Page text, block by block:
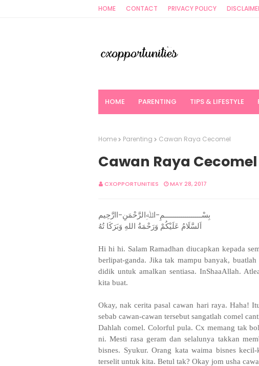
HOME CONTACT PRIVACY POLICY
HOME PARENTING TIPS & LIFESTYLE
Home Parenting Cawan Raya Cecomel
Cawan Raya Cecomel
CXOPPORTUNITIES MAY 28, 2017
بِسْــــــــــــــــــمِ-اﷲِالرَّحْمَنِ-اارَّحِيم
اَلسَّلَامُ عَلَيْكُمْ وَرَحْمَةُ اللهِ وَبَرَكَا تُهُ
Hi hi hi. Salam Ramadhan diucapkan kepada
berlipat-ganda. Jika tak mampu banyak,
didik untuk amalkan sentiasa. InShaaAllah.
kita buat.
Okay, nak cerita pasal cawan hari raya. Haha!
sebab cawan-cawan tersebut sangatlah comel
Dahlah comel. Colorful pula. Cx memang tak
ni. Mesti rasa geram dan selalunya takkan
bisnes. Syukur. Orang kata waima bisnes
terselit untuk kita. Betul tak? Okay jom usha